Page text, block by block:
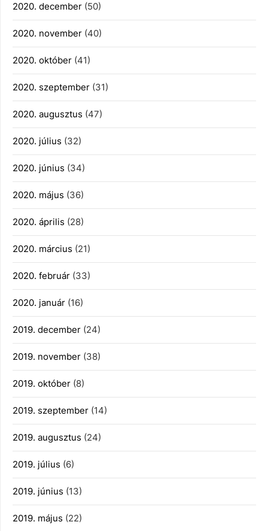
2020. december (50)
2020. november (40)
2020. október (41)
2020. szeptember (31)
2020. augusztus (47)
2020. július (32)
2020. június (34)
2020. május (36)
2020. április (28)
2020. március (21)
2020. február (33)
2020. január (16)
2019. december (24)
2019. november (38)
2019. október (8)
2019. szeptember (14)
2019. augusztus (24)
2019. július (6)
2019. június (13)
2019. május (22)